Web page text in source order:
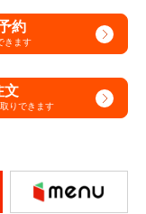
約
きます
文
りできます